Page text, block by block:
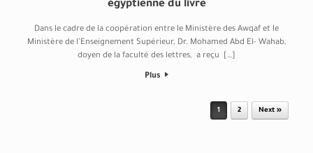
égyptienne du livre
Dans le cadre de la coopération entre le Ministère des Awqaf et le
Ministère de l’Enseignement Supérieur, Dr. Mohamed Abd El- Wahab,
doyen de la faculté des lettres, a reçu […]
Plus
1 2 Next »